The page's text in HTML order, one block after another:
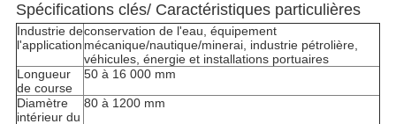
CONFIDENTIALITÉ
Spécifications clés/ Caractéristiques particulières
Industrie de
l'application
conservation de l'eau, équipement
mécanique/nautique/minerai, industrie pétrolière,
véhicules, énergie et installations portuaires
Longueur
de course
50 à 16 000 mm
Diamètre
intérieur du
80 à 1200 mm